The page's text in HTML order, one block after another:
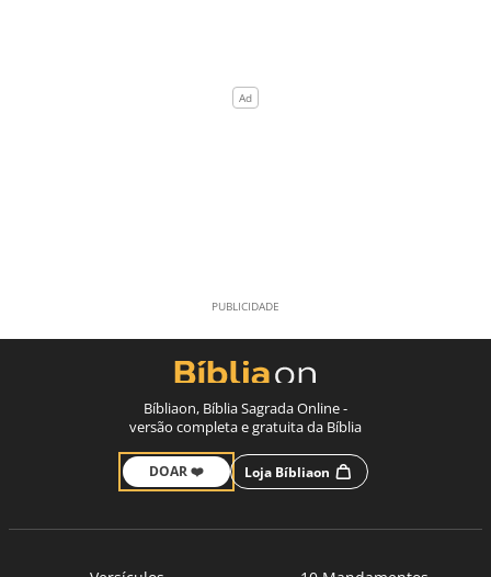
Bíbliaon, Bíblia Sagrada Online -
versão completa e gratuita da Bíblia
DOAR ❤️ Loja Bíbliaon